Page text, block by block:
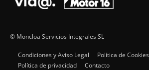
© Moncloa Servicios Integrales SL
Condiciones y Aviso Legal
Política de Cookies
Política de privacidad
Contacto